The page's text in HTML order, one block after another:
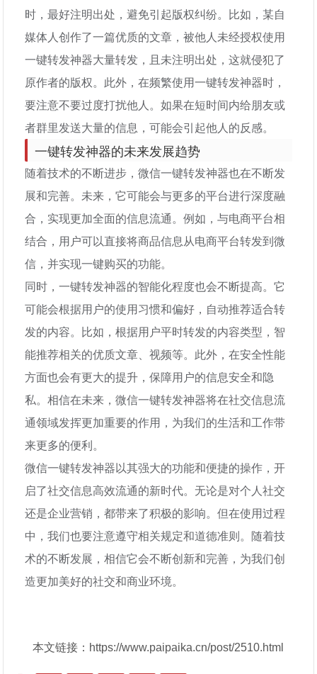
时，最好注明出处，避免引起版权纠纷。比如，某自
媒体人创作了一篇优质的文章，被他人未经授权使用
一键转发神器大量转发，且未注明出处，这就侵犯了
原作者的版权。此外，在频繁使用一键转发神器时，
要注意不要过度打扰他人。如果在短时间内给朋友或
者群里发送大量的信息，可能会引起他人的反感。
一键转发神器的未来发展趋势
随着技术的不断进步，微信一键转发神器也在不断发
展和完善。未来，它可能会与更多的平台进行深度融
合，实现更加全面的信息流通。例如，与电商平台相
结合，用户可以直接将商品信息从电商平台转发到微
信，并实现一键购买的功能。
同时，一键转发神器的智能化程度也会不断提高。它
可能会根据用户的使用习惯和偏好，自动推荐适合转
发的内容。比如，根据用户平时转发的内容类型，智
能推荐相关的优质文章、视频等。此外，在安全性能
方面也会有更大的提升，保障用户的信息安全和隐
私。相信在未来，微信一键转发神器将在社交信息流
通领域发挥更加重要的作用，为我们的生活和工作带
来更多的便利。
微信一键转发神器以其强大的功能和便捷的操作，开
启了社交信息高效流通的新时代。无论是对个人社交
还是企业营销，都带来了积极的影响。但在使用过程
中，我们也要注意遵守相关规定和道德准则。随着技
术的不断发展，相信它会不断创新和完善，为我们创
造更加美好的社交和商业环境。
本文链接：https://www.paipaika.cn/post/2510.html